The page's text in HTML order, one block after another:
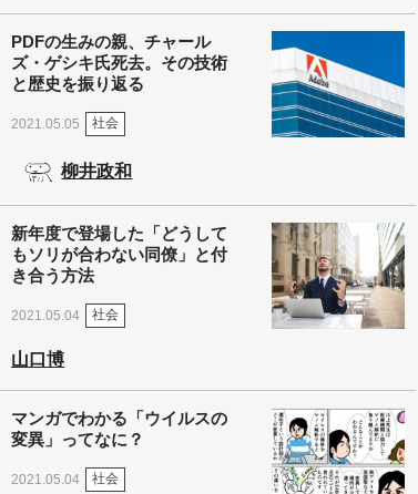
PDFの生みの親、チャール
ズ・ゲシキ氏死去。その技術
と歴史を振り返る
2021.05.05 社会
柳井政和
新年度で登場した「どうして
もソリが合わない同僚」と付
き合う方法
2021.05.04 社会
山口博
マンガでわかる「ウイルスの
変異」ってなに？
2021.05.04 社会